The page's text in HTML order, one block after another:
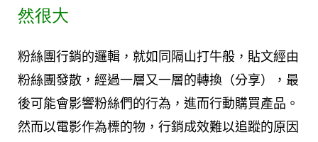
然很大
粉絲團行銷的邏輯，就如同隔山打牛般，貼文經由
粉絲團發散，經過一層又一層的轉換（分享），最
後可能會影響粉絲們的行為，進而行動購買產品。
然而以電影作為標的物，行銷成效難以追蹤的原因